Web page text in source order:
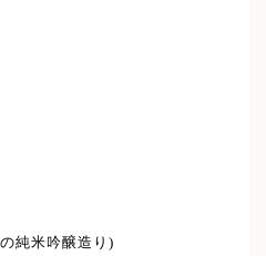
純米吟醸造り)